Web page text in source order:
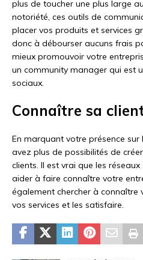
plus de toucher une plus large
notoriété, ces outils de
placer vos produits et services
donc à débourser aucuns frais
mieux promouvoir votre
un community manager qui est
sociaux.
Connaître sa
En marquant votre présence sur
avez plus de possibilités de
clients. Il est vrai que les
aider à faire connaître votre
également chercher à connaître
vos services et les satisfaire.